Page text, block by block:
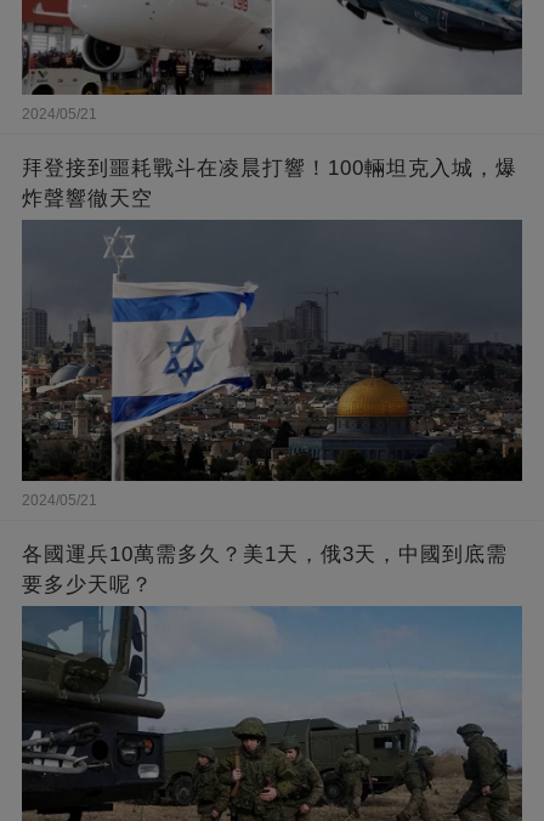
2024/05/21
拜登接到噩耗戰斗在凌晨打響！100輛坦克入城，爆
炸聲響徹天空
2024/05/21
各國運兵10萬需多久？美1天，俄3天，中國到底需
要多少天呢？